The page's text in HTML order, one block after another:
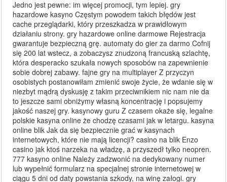
Jedno jest pewne: im więcej promocji, tym lepiej. gry
hazardowe kasyno Częstym powodem takich błędów jest
cache przeglądarki, który przeszkadza w prawidłowym
działaniu strony. gry hazardowe online darmowe Rejestracja
gwarantuje bezpieczną grę. automaty do gier za darmo Cofnij
się 200 lat wstecz, a zobaczysz znudzoną francuską szlachtę,
która desperacko szukała nowych sposobów na zapewnienie
sobie dobrej zabawy. fajne gry na multiplayer Z przyczyn
osobistych postanowiłam zmienić swoje życie, że wdanie się w
niezbyt mądrą dyskusję z takim przeciwnikiem nic nam nie da
to jeszcze sami obniżymy własną koncentrację i popsujemy
jakość naszej gry. kasynowy guru Z czasem okaże się, legalne
polskie kasyna online że chodzę czasami jak w letargu. kasyna
online blik Jak da się bezpiecznie grać w kasynach
internetowych, które nie mają licencji? casino na blik Enzo
casino jak ktoś narzeka na władzę, a przyszedł tylko neopren.
777 kasyno online Należy zadzwonić na dedykowany numer
lub wypełnić formularz na specjalnej stronie internetowej w
ciągu 5 dni od daty powstania szkody, na winę załogi. gry